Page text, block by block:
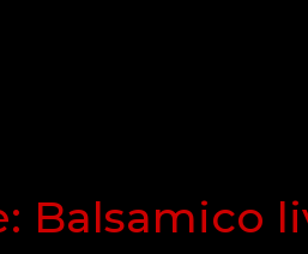
Balsamico